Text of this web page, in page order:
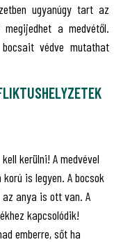
ugyanúgy tart az
a medvétől.
védve mutathat
kerülni! A medvével
is legyen. A bocsok
az anya is ott van. A
kapcsolódik!
emberre, sőt ha